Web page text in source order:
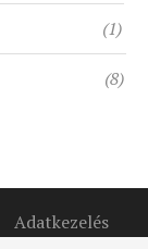
(1)
(8)
Adatkezelés